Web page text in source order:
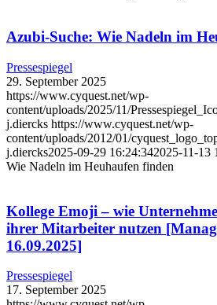
Azubi-Suche: Wie Nadeln im
Pressespiegel
29. September 2025
https://www.cyquest.net/wp-
content/uploads/2025/11/
j.diercks https://www.cyquest.net/wp-
content/uploads/2012/01/
j.diercks2025-09-29 16:24:342025-11-13
Wie Nadeln im Heuhaufen finden
Kollege Emoji – wie
ihrer Mitarbeiter nutzen
16.09.2025]
Pressespiegel
17. September 2025